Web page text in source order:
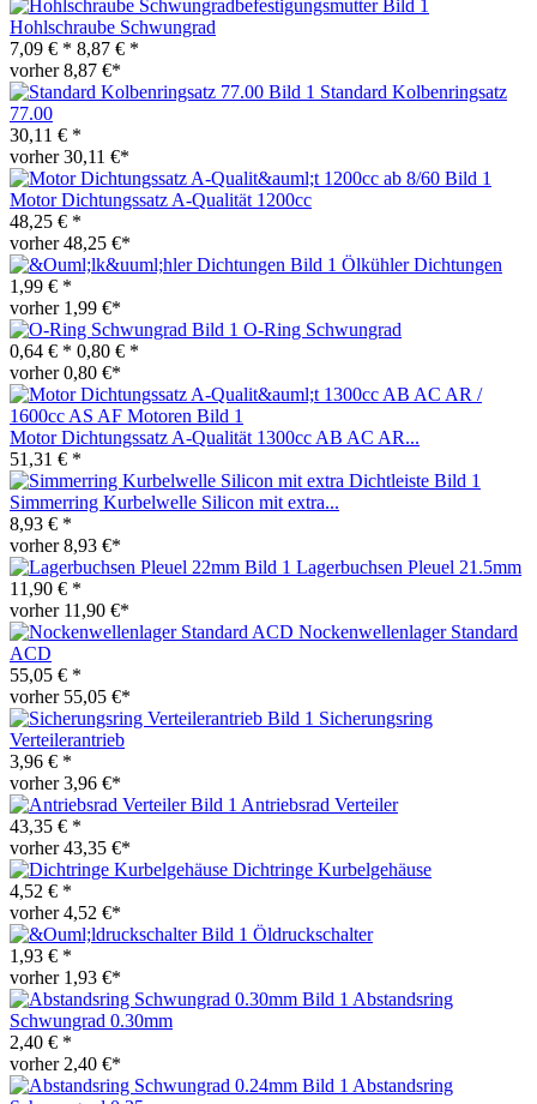
Hohlschraube Schwungrad
7,09 € * 8,87 € *
vorher 8,87 €*
Standard Kolbenringsatz
77.00
30,11 € *
vorher 30,11 €*
Motor Dichtungssatz A-Qualität 1200cc
48,25 € *
vorher 48,25 €*
Ölkühler Dichtungen
1,99 € *
vorher 1,99 €*
O-Ring Schwungrad
0,64 € * 0,80 € *
vorher 0,80 €*
Motor Dichtungssatz A-Qualität 1300cc AB AC AR...
51,31 € *
Simmerring Kurbelwelle Silicon mit extra...
8,93 € *
vorher 8,93 €*
Lagerbuchsen Pleuel 21.5mm
11,90 € *
vorher 11,90 €*
Nockenwellenlager Standard
ACD
55,05 € *
vorher 55,05 €*
Sicherungsring
Verteilerantrieb
3,96 € *
vorher 3,96 €*
Antriebsrad Verteiler
43,35 € *
vorher 43,35 €*
Dichtringe Kurbelgehäuse
4,52 € *
vorher 4,52 €*
Öldruckschalter
1,93 € *
vorher 1,93 €*
Abstandsring
Schwungrad 0.30mm
2,40 € *
vorher 2,40 €*
Abstandsring